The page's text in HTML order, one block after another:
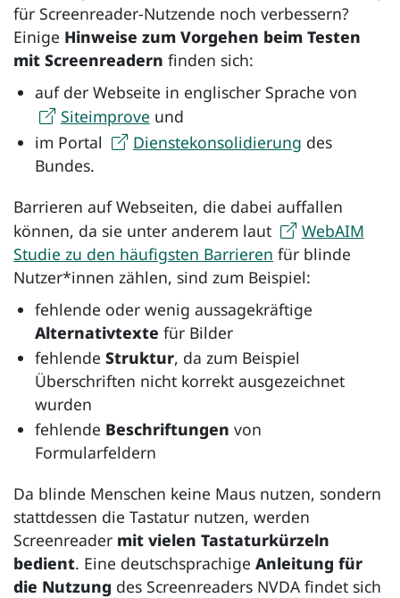
für Screenreader-Nutzende noch verbessern?
Einige Hinweise zum Vorgehen beim Testen
mit Screenreadern finden sich:
auf der Webseite in englischer Sprache von
Siteimprove und
im Portal
Dienstekonsolidierung des
Bundes.
Barrieren auf Webseiten, die dabei auffallen
können, da sie unter anderem laut
WebAIM
Studie zu den häufigsten Barrieren für blinde
Nutzer*innen zählen, sind zum Beispiel:
fehlende oder wenig aussagekräftige
Alternativtexte für Bilder
fehlende Struktur, da zum Beispiel
Überschriften nicht korrekt ausgezeichnet
wurden
fehlende Beschriftungen von
Formularfeldern
Da blinde Menschen keine Maus nutzen, sondern
stattdessen die Tastatur nutzen, werden
Screenreader mit vielen Tastaturkürzeln
bedient. Eine deutschsprachige Anleitung für
die Nutzung des Screenreaders NVDA findet sich